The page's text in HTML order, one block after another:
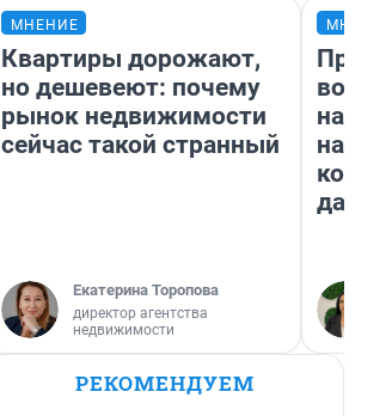
МНЕНИЕ
Квартиры дорожают,
но дешевеют: почему
рынок недвижимости
сейчас такой странный
Екатерина Торопова
директор агентства
недвижимости
нам
даже
РЕКОМЕНДУЕМ